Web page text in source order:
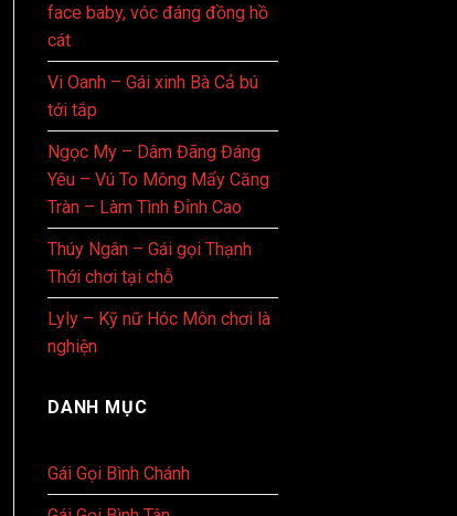
face baby, vóc đáng đồng hồ
cát
Vi Oanh – Gái xinh Bà Cả bú
tới tắp
Ngọc My – Dâm Đãng Đáng
Yêu – Vú To Mông Mẩy Căng
Tràn – Làm Tình Đỉnh Cao
Thúy Ngân – Gái gọi Thạnh
Thới chơi tại chỗ
Lyly – Kỹ nữ Hóc Môn chơi là
nghiện
DANH MỤC
Gái Gọi Bình Chánh